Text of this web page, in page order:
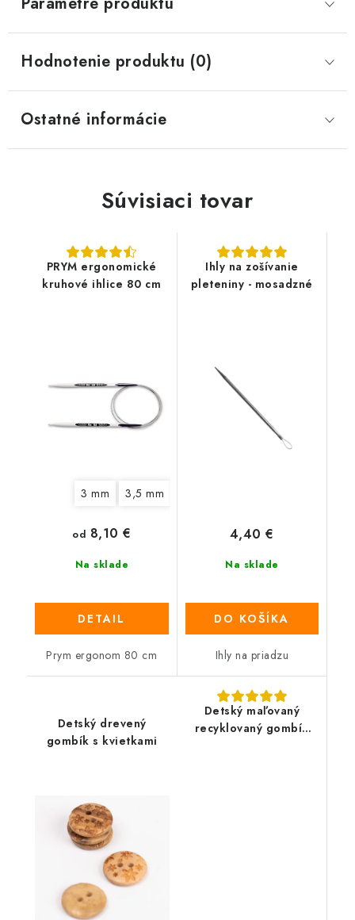
Hodnotenie produktu (0)
Ostatné informácie
Súvisiaci tovar
PRYM ergonomické
kruhové ihlice 80 cm
3 mm 3,5 mm
Na sklade
od 8,10 €
DETAIL
Prym ergonom 80 cm
Ihly na zošívanie
pleteniny - mosadzné
Na sklade
4,40 €
DO KOŠÍKA
Ihly na priadzu
Detský drevený
gombík s kvietkami
Detský maľovaný
recyklovaný gombík